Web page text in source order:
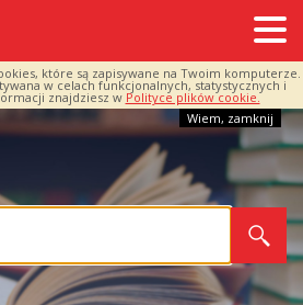
które są zapisywane na Twoim komputerze.
w celach funkcjonalnych, statystycznych i
znajdziesz w Polityce plików cookie.
Wiem, zamknij